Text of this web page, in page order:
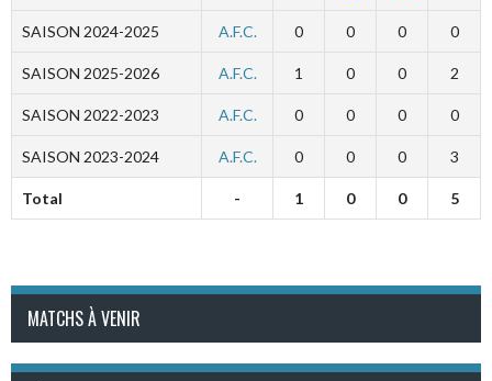
SAISON 2024-2025 A.F.C. 0 0 0 0
SAISON 2025-2026 A.F.C. 1 0 0 2
SAISON 2022-2023 A.F.C. 0 0 0 0
SAISON 2023-2024 A.F.C. 0 0 0 3
Total - 1 0 0 5
MATCHS À VENIR